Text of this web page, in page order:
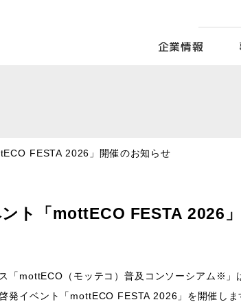
企業情報
FESTA 2026」開催のお知らせ
ト「mottECO FESTA 2026
「mottECO（モッテコ）普及コンソーシアム※
発イベント「mottECO FESTA 2026」を開催しま